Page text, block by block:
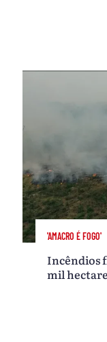
'AMACRO É FOGO'
Incêndios
mil